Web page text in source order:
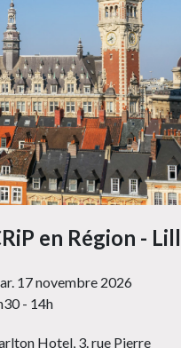
en Région -
17 novembre 2026
- 14h
Hotel, 3. rue Pierre